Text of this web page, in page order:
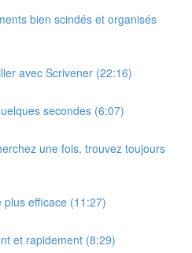
bien scindés et organisés
avec Scrivener (22:16)
secondes (6:07)
une fois, trouvez toujours
efficace (11:27)
et rapidement (8:29)